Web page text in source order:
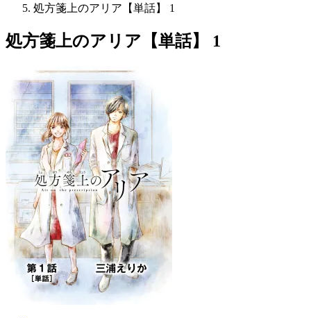
処方箋上のアリア【単話】 1
処方箋上のアリア【単話】 1